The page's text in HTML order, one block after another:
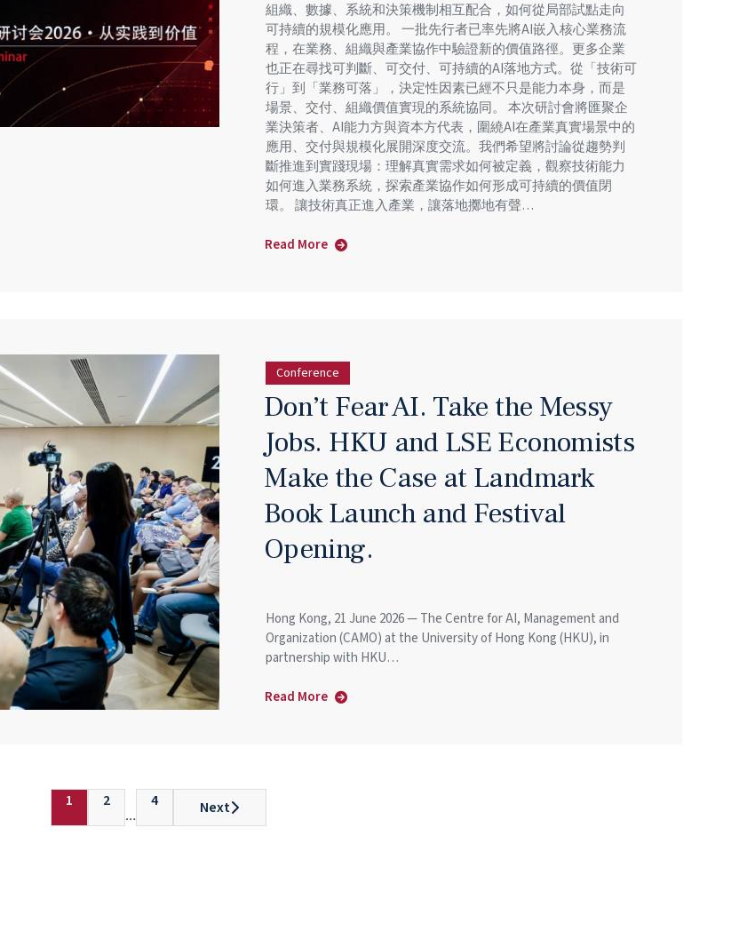
組織、數據、系統和決策機制相互配合，如何從局部試點走向
可持續的規模化應用。 一批先行者已率先將AI嵌入核心業務流
程，在業務、組織與產業協作中驗證新的價值路徑。更多企業
也正在尋找可判斷、可交付、可持續的AI落地方式。從「技術可
行」到「業務可落」，決定性因素已經不只是能力本身，而是
場景、交付、組織價值實現的系統協同。 本次研討會將匯聚企
業決策者、AI能力方與資本方代表，圍繞AI在產業真實場景中的
應用、交付與規模化展開深度交流。我們希望將討論從趨勢判
斷推進到實踐現場：理解真實需求如何被定義，觀察技術能力
如何進入業務系統，探索產業協作如何形成可持續的價值閉
環。 讓技術真正進入產業，讓落地擲地有聲…
Read More
about
AI
產
業
地
研
討
會
·
踐
到
價
Conference
Don’t Fear AI. Take the Messy
Jobs. HKU and LSE Economists
Make the Case at Landmark
Book Launch and Festival
Opening.
Hong Kong, 21 June 2026 — The Centre for AI, Management and
Organization (CAMO) at the University of Hong Kong (HKU), in
partnership with HKU…
Read More
about
Take
1 2
…
4 Next